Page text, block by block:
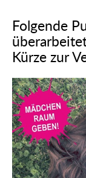
Folgende
Kürze zur